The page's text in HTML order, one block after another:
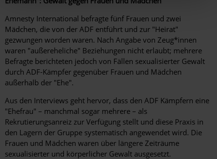
Amnesty International befragte fünf Frauen und zwei
Mädchen, die von der ADF entführt und zur "Heirat"
gezwungen worden waren. Nach Angabe von Zeug*innen
waren "außereheliche" Beziehungen nicht erlaubt; mehrere
Befragte berichteten jedoch von Fällen sexualisierter Gewalt
durch ADF-Kämpfer gegenüber Frauen und Mädchen
außerhalb der "Ehe".
Aus den Interviews geht hervor, dass den ADF Kämpfern eine
"Ehefrau" – manchmal sogar mehrere – als
Rekrutierungsanreiz zur Verfügung stellt und diese Praxis in
den Lagern der Gruppe systematisch angewendet wird. Die
Frauen und Mädchen waren über längere Zeiträume
sexualisierter und körperlicher Gewalt ausgesetzt.